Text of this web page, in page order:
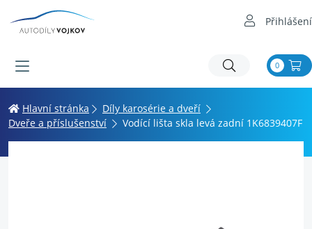
Přihlášení
0
Hlavní stránka
Díly karosérie a dveří
Dveře a příslušenství
Vodící lišta skla levá zadní 1K6839407F